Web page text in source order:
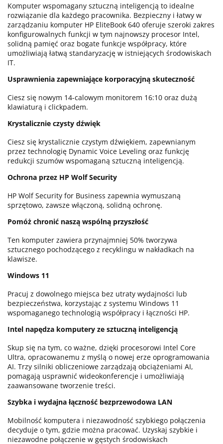
Komputer wspomagany sztuczną inteligencją to idealne
rozwiązanie dla każdego pracownika. Bezpieczny i łatwy w
zarządzaniu komputer HP EliteBook 640 oferuje szeroki zakres
konfigurowalnych funkcji w tym najnowszy procesor Intel,
solidną pamięć oraz bogate funkcje współpracy, które
umożliwiają łatwą standaryzację w istniejących środowiskach
IT.
Usprawnienia zapewniające korporacyjną skuteczność
Ciesz się nowym 14-calowym monitorem 16:10 oraz dużą
klawiaturą i clickpadem.
Krystalicznie czysty dźwięk
Ciesz się krystalicznie czystym dźwiękiem, zapewnianym
przez technologię Dynamic Voice Leveling oraz funkcję
redukcji szumów wspomaganą sztuczną inteligencją.
Ochrona przez HP Wolf Security
HP Wolf Security for Business zapewnia wymuszaną
sprzętowo, zawsze włączoną, solidną ochronę.
Pomóż chronić naszą wspólną przyszłość
Ten komputer zawiera przynajmniej 50% tworzywa
sztucznego pochodzącego z recyklingu w nakładkach na
klawisze.
Windows 11
Pracuj z dowolnego miejsca bez utraty wydajności lub
bezpieczeństwa, korzystając z systemu Windows 11
wspomaganego technologią współpracy i łączności HP.
Intel napędza komputery ze sztuczną inteligencją
Skup się na tym, co ważne, dzięki procesorowi Intel Core
Ultra, opracowanemu z myślą o nowej erze oprogramowania
AI. Trzy silniki obliczeniowe zarządzają obciążeniami AI,
pomagają usprawnić wideokonferencje i umożliwiają
zaawansowane tworzenie treści.
Szybka i wydajna łączność bezprzewodowa LAN
Mobilność komputera i niezawodność szybkiego połączenia
decyduje o tym, gdzie można pracować. Uzyskaj szybkie i
niezawodne połączenie w gęstych środowiskach